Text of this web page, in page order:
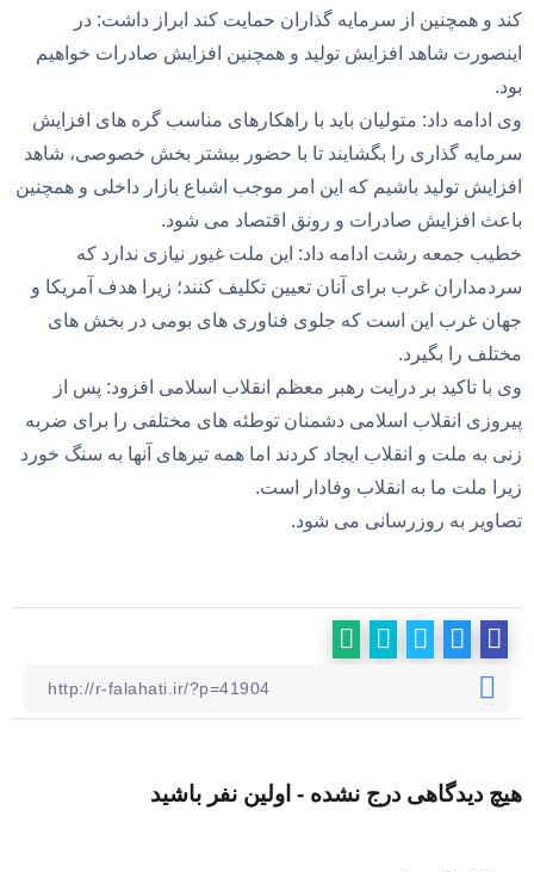
کند و همچنین از سرمایه گذاران حمایت کند ابراز داشت: در
اینصورت شاهد افزایش تولید و همچنین افزایش صادرات خواهیم
بود.
وی ادامه داد: متولیان باید با راهکارهای مناسب گره های افزایش
سرمایه گذاری را بگشایند تا با حضور بیشتر بخش خصوصی، شاهد
افزایش تولید باشیم که این امر موجب اشباع بازار داخلی و همچنین
باعث افزایش صادرات و رونق اقتصاد می شود.
خطیب جمعه رشت ادامه داد: این ملت غیور نیازی ندارد که
سردمداران غرب برای آنان تعیین تکلیف کنند؛ زیرا هدف آمریکا و
جهان غرب این است که جلوی فناوری های بومی در بخش های
مختلف را بگیرد.
وی با تاکید بر درایت رهبر معظم انقلاب اسلامی افزود: پس از
پیروزی انقلاب اسلامی دشمنان توطئه های مختلفی را برای ضربه
زنی به ملت و انقلاب ایجاد کردند اما همه تیرهای آنها به سنگ خورد
زیرا ملت ما به انقلاب وفادار است.
تصاویر به روزرسانی می شود.
هیچ دیدگاهی درج نشده - اولین نفر باشید